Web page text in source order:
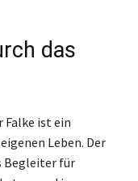
das
Falke ist ein
Leben. Der
Begleiter für